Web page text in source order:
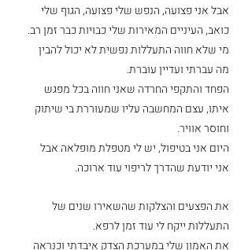
אבל אני פצועה, הנפש שלי פצועה, הגוף שלי
כואב, העיניים המאירות שלי כבויות כבר זמן רב.
מי שלא חווה התעללות נפשית לא יכול להבין
מה עברתי ועדיין עוברת.
הפחד והתקפי החרדה שאני חווה בכל מפגש
איתו, עצם המחשבה עליו שמעוררת בי שיתוק
וחוסר אוויר.
היום אני בטיפול, יש לי מטפלת מופלאה אבל
אני יודעת שהדרך לריפוי עוד ארוכה.
את הפצעים והצלקות שהשאירו שנים של
התעללות ייקח לי עוד זמן לרפא.
את האמון שלי במערכת הצדק איבדתי וכנראה